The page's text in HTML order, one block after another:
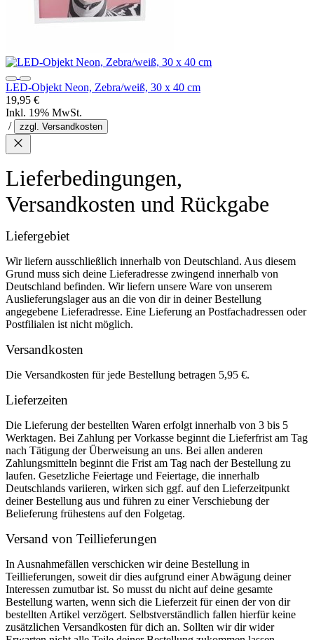
LED-Objekt Neon, Zebra/weiß, 30 x 40 cm
19,95 €
Inkl. 19% MwSt.
/
zzgl. Versandkosten
Lieferbedingungen,
Versandkosten und Rückgabe
Liefergebiet
Wir liefern ausschließlich innerhalb von Deutschland. Aus diesem
Grund muss sich deine Lieferadresse zwingend innerhalb von
Deutschland befinden. Wir liefern unsere Ware von unserem
Auslieferungslager aus an die von dir in deiner Bestellung
angegebene Lieferadresse. Eine Lieferung an Postfachadressen oder
Postfilialen ist nicht möglich.
Versandkosten
Die Versandkosten für jede Bestellung betragen 5,95 €.
Lieferzeiten
Die Lieferung der bestellten Waren erfolgt innerhalb von 3 bis 5
Werktagen. Bei Zahlung per Vorkasse beginnt die Lieferfrist am Tag
nach Tätigung der Überweisung an uns. Bei allen anderen
Zahlungsmitteln beginnt die Frist am Tag nach der Bestellung zu
laufen. Gesetzliche Feiertage und Feiertage, die innerhalb
Deutschlands variieren, wirken sich ggf. auf den Lieferzeitpunkt
deiner Bestellung aus und führen zu einer Verschiebung der
Belieferung frühestens auf den Folgetag.
Versand von Teillieferungen
In Ausnahmefällen verschicken wir deine Bestellung in
Teillieferungen, soweit dir dies aufgrund einer Abwägung deiner
Interessen zumutbar ist. So musst du nicht auf deine gesamte
Bestellung warten, wenn sich die Lieferzeit für einen der von dir
bestellten Artikel verzögert. Selbstverständlich fallen hierfür keine
zusätzlichen Versandkosten für dich an. Sollten wir dir wider